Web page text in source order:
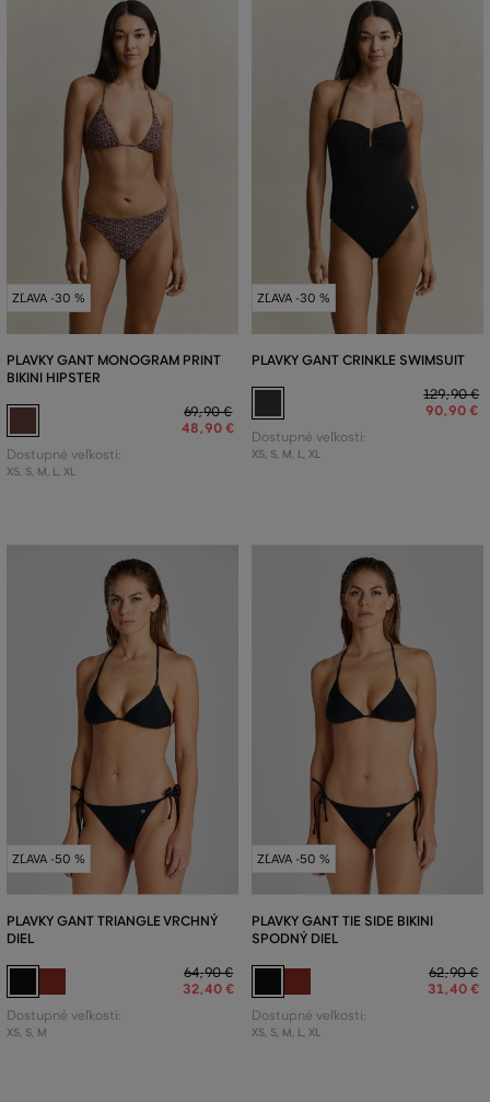
ZĽAVA -30 %
PLAVKY GANT MONOGRAM PRINT
BIKINI HIPSTER
69,90 €
48,90 €
Dostupné veľkosti:
XS, S, M, L, XL
ZĽAVA -30 %
PLAVKY GANT CRINKLE SWIMSUIT
129,90 €
90,90 €
Dostupné veľkosti:
XS, S, M, L, XL
ZĽAVA -50 %
PLAVKY GANT TRIANGLE VRCHNÝ
DIEL
64,90 €
32,40 €
Dostupné veľkosti:
XS, S, M
ZĽAVA -50 %
PLAVKY GANT TIE SIDE BIKINI
SPODNÝ DIEL
62,90 €
31,40 €
Dostupné veľkosti:
XS, S, M L XL